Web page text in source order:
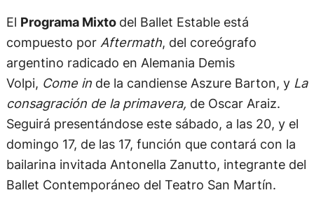
El Programa Mixto del Ballet Estable está
compuesto por Aftermath, del coreógrafo
argentino radicado en Alemania Demis
Volpi, Come inde la candiense Aszure Barton, y La
consagración de la primavera, de Oscar Araiz.
Seguirá presentándose este sábado, a las 20, y el
domingo 17, de las 17, función que contará con la
bailarina invitada Antonella Zanutto, integrante del
Ballet Contemporáneo del Teatro San Martín.